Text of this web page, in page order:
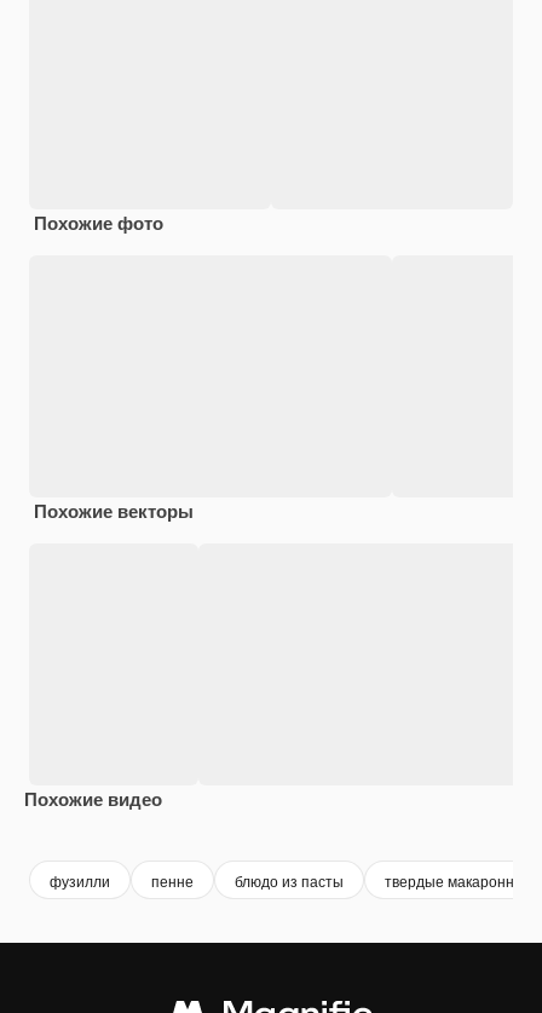
Похожие фото
Похожие векторы
Похожие видео
фузилли пенне блюдо из пасты твердые макаронные